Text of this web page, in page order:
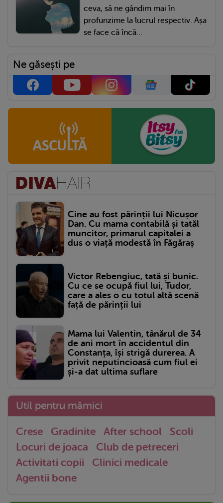
ceva, să ne gândim mai în
profunzime la lucrul respectiv. Așa
se face că încă...
Ne găsești pe
Cine au fost părinții lui Nicușor
Dan. Cu mama contabilă și tatăl
muncitor, primarul capitalei a
dus o viață modestă în Făgăraș
Victor Rebengiuc, tată și bunic.
Cu ce se ocupă fiul lui, Tudor,
care a ales o cu totul altă scenă
față de părinții lui
Mama lui Valentin, tânărul de 34
de ani mort în accidentul din
Constanța, își strigă durerea. A
privit neputincioasă cum fiul ei
și-a dat ultima suflare
Util pentru mămici
Crese Gradinite After school
Scoli
Locuri de joaca
Club de petreceri
Activitati copii
Clinici medicale
Agentii bone